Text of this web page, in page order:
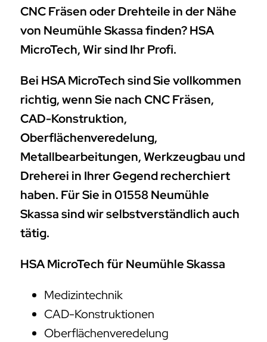
CNC Fräsen oder Drehteile in der Nähe
von Neumühle Skassa finden? HSA
MicroTech, Wir sind Ihr Profi.
Bei HSA MicroTech sind Sie vollkommen
richtig, wenn Sie nach CNC Fräsen,
CAD-Konstruktion,
Oberflächenveredelung,
Metallbearbeitungen, Werkzeugbau und
Dreherei in Ihrer Gegend recherchiert
haben. Für Sie in 01558 Neumühle
Skassa sind wir selbstverständlich auch
tätig.
HSA MicroTech für Neumühle Skassa
Medizintechnik
CAD-Konstruktionen
Oberflächenveredelung